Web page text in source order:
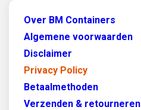
Over BM Containers
Algemene voorwaarden
Disclaimer
Privacy Policy
Betaalmethoden
Verzenden & retourneren